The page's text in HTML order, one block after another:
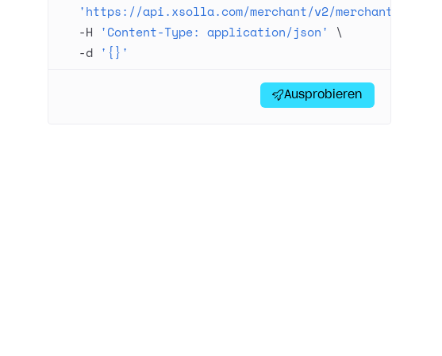
'https://api.xsolla.com/merchant/v2/merchants/
  -H
'Content-Type: application/json'
\
  -d
'{}'
Ausprobieren